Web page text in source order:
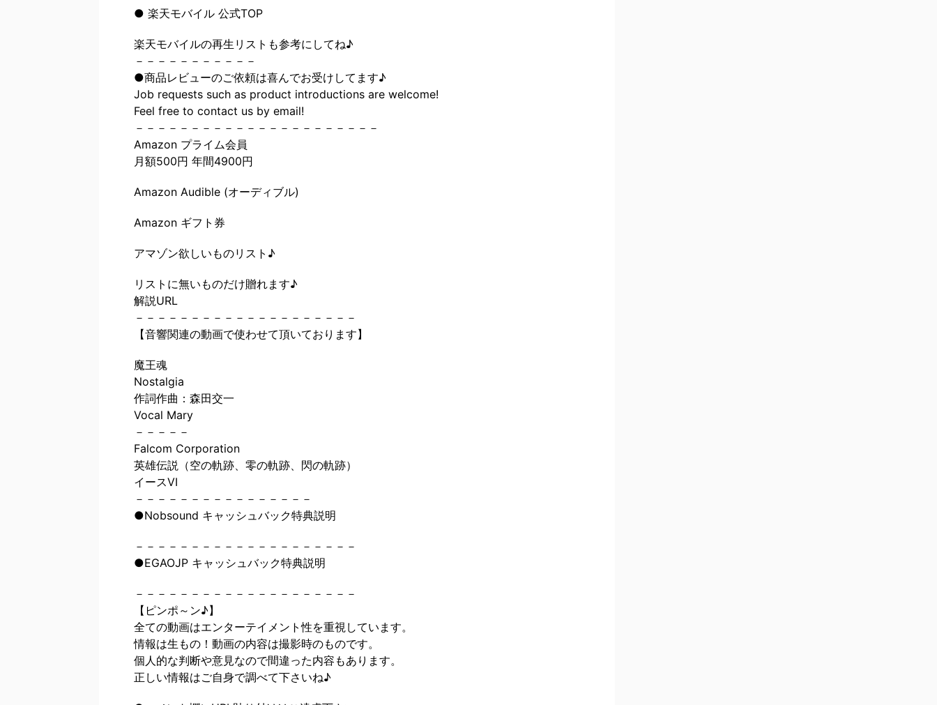
● 楽天モバイル 公式TOP
楽天モバイルの再生リストも参考にしてね♪
－－－－－－－－－－－
●商品レビューのご依頼は喜んでお受けしてます♪
Job requests such as product introductions are welcome!
Feel free to contact us by email!
－－－－－－－－－－－－－－－－－－－－－－
Amazon プライム会員
月額500円 年間4900円
Amazon Audible (オーディブル)
Amazon ギフト券
アマゾン欲しいものリスト♪
リストに無いものだけ贈れます♪
解説URL
－－－－－－－－－－－－－－－－－－－－
【音響関連の動画で使わせて頂いております】
魔王魂
Nostalgia
作詞作曲：森田交一
Vocal Mary
－－－－－
Falcom Corporation
英雄伝説（空の軌跡、零の軌跡、閃の軌跡）
イースVI
－－－－－－－－－－－－－－－－
●Nobsound キャッシュバック特典説明
－－－－－－－－－－－－－－－－－－－－
●EGAOJP キャッシュバック特典説明
－－－－－－－－－－－－－－－－－－－－
【ピンポ～ン♪】
全ての動画はエンターテイメント性を重視しています。
情報は生もの！動画の内容は撮影時のものです。
個人的な判断や意見なので間違った内容もあります。
正しい情報はご自身で調べて下さいね♪